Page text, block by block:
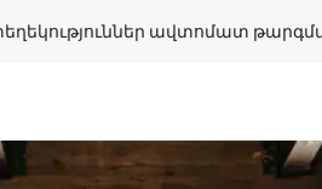
ավտոմատ